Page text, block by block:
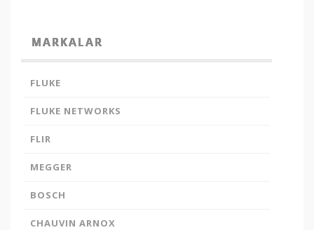
MARKALAR
FLUKE
FLUKE NETWORKS
FLIR
MEGGER
BOSCH
CHAUVIN ARNOX